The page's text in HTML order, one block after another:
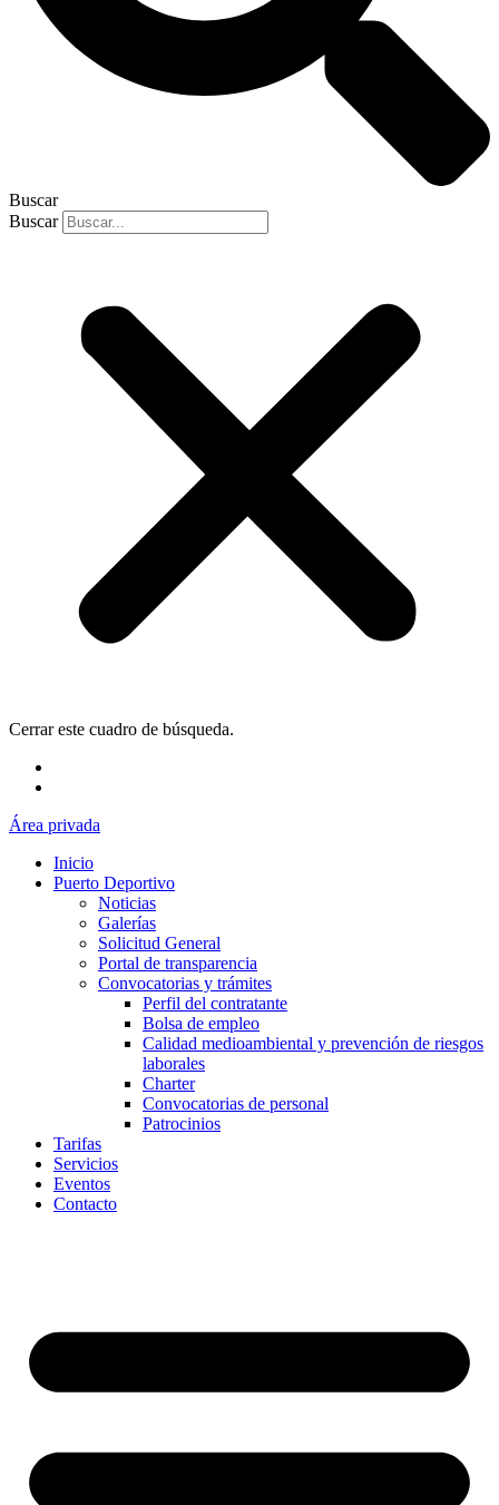
Buscar
Buscar
Cerrar este cuadro de búsqueda.
Área privada
Inicio
Puerto Deportivo
Noticias
Galerías
Solicitud General
Portal de transparencia
Convocatorias y trámites
Perfil del contratante
Bolsa de empleo
Calidad medioambiental y prevención de riesgos
laborales
Charter
Convocatorias de personal
Patrocinios
Tarifas
Servicios
Eventos
Contacto